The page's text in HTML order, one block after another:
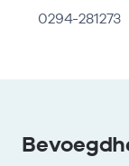
0294-281273